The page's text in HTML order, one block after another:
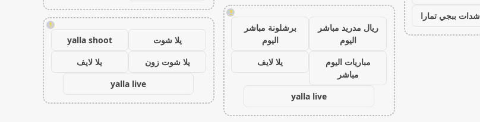
شدات ببجي تمارا !
ريال مدريد مباشر
اليوم
برشلونة مباشر
اليوم
مباريات اليوم
مباشر
يلا لايف
yalla live
!
يلا شوت
yalla shoot
يلا شوت زون
يلا لايف
yalla live